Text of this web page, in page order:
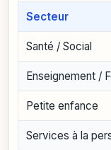
Secteur
Santé / Social
Enseignement /
Petite enfance
Services à la